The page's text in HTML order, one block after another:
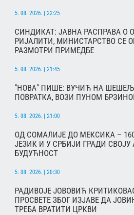
5. 08. 2026. | 22:25
СИНДИКАТ: ЈАВНА РАСПРАВА О
РИЈАЛИТИ, МИНИСТАРСТВО СЕ
РАЗМОТРИ ПРИМЕДБЕ
5. 08. 2026. | 21:45
"НОВА" ПИШЕ: ВУЧИЋ НА
ПОВРАТКА, ВОЗИ ПУНОМ
5. 08. 2026. | 21:00
ОД СОМАЛИЈЕ ДО МЕКСИКА –
ЈЕЗИК И У СРБИЈИ ГРАДИ
БУДУЋНОСТ
5. 08. 2026. | 20:30
РАДИВОЈЕ ЈОВОВИЋ
ПРОСВЕТЕ ЗБОГ ИЗЈАВЕ ДА
ТРЕБА ВРАТИТИ ЦРКВИ